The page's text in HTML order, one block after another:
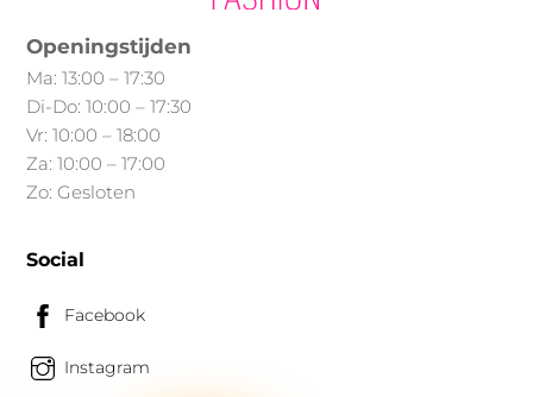
de
productpagina
Openingstijden
Ma: 13:00 – 17:30
Di-Do: 10:00 – 17:30
Vr: 10:00 – 18:00
Za: 10:00 – 17:00
Zo: Gesloten
Social
Facebook
Instagram